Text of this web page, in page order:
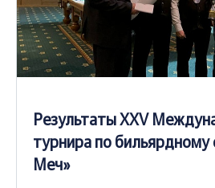
Результаты XXV
турнира по
Меч»